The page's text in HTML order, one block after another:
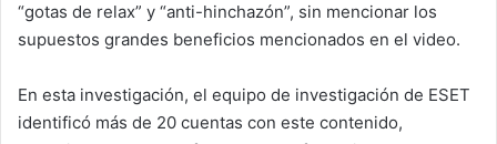
“gotas de relax” y “anti-hinchazón”, sin mencionar los
supuestos grandes beneficios mencionados en el video.
En esta investigación, el equipo de investigación de ESET
identificó más de 20 cuentas con este contenido,